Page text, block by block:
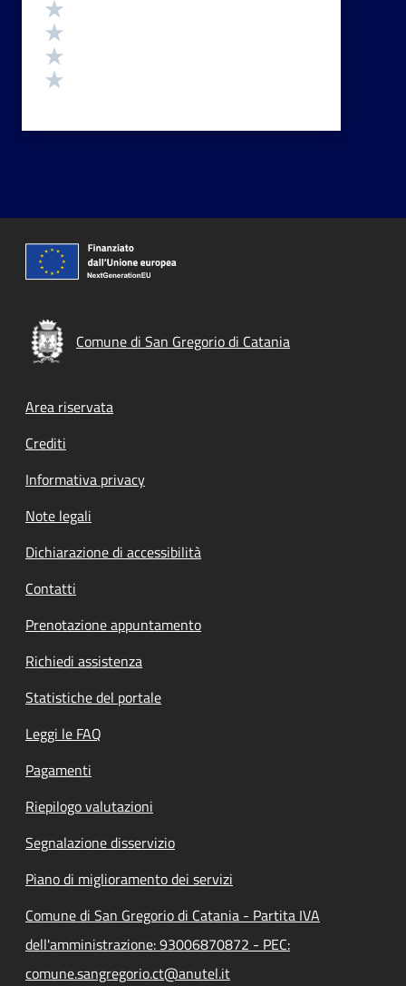
Comune di San Gregorio di Catania
Footer menu
Area riservata
Crediti
Informativa privacy
Note legali
Dichiarazione di accessibilità
Contatti
Prenotazione appuntamento
Richiedi assistenza
Statistiche del portale
Leggi le FAQ
Pagamenti
Riepilogo valutazioni
Segnalazione disservizio
Piano di miglioramento dei servizi
Comune di San Gregorio di Catania - Partita IVA
dell'amministrazione: 93006870872 - PEC:
comune.sangregorio.ct@anutel.it